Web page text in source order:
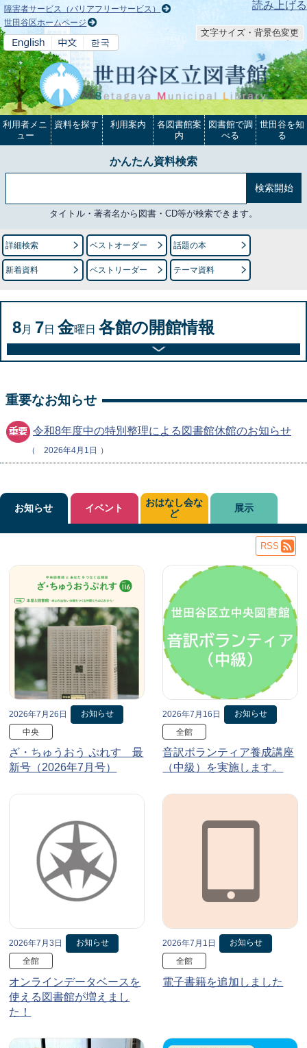
本文へ 読み上げる
障害者サービス（バリアフリーサービス）
世田谷区ホームページ
文字サイズ・背景色変更
利用者メニ
ュー
資料を探す 利用案内
各図書館案
内
図書館で調
べる
世田谷を知
る
かんたん資料検索
タイトル・著者名から図書・CD等が検索できます。
詳細検索 ベストオーダー 話題の本
新着資料 ベストリーダー テーマ資料
8月 7日 金曜日 各館の開館情報
重要なお知らせ
令和8年度中の特別整理による図書館休館のお知らせ
2026年4月1日
お知らせ
2026年7月26日
お知らせ
中央
ざ・ちゅうおう ぷれす 最
新号（2026年7月号）
2026年7月16日
お知らせ
全館
音訳ボランティア養成講座
（中級）を実施します。
2026年7月3日
お知らせ
全館
オンラインデータベースを
使える図書館が増えまし
た！
2026年7月1日
お知らせ
全館
電子書籍を追加しました
イベント
おはなし会な
ど
展示
RSS